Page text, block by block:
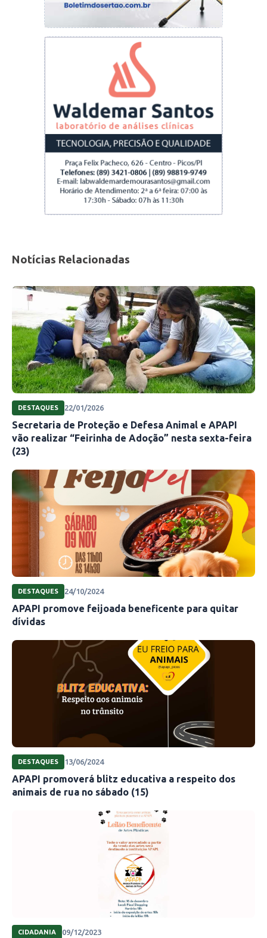
Notícias Relacionadas
DESTAQUES 22/01/2026
Secretaria de Proteção e Defesa Animal e APAPI
vão realizar “Feirinha de Adoção” nesta sexta-feira
(23)
DESTAQUES 24/10/2024
APAPI promove feijoada beneficente para quitar
dívidas
DESTAQUES 13/06/2024
APAPI promoverá blitz educativa a respeito dos
animais de rua no sábado (15)
CIDADANIA 09/12/2023